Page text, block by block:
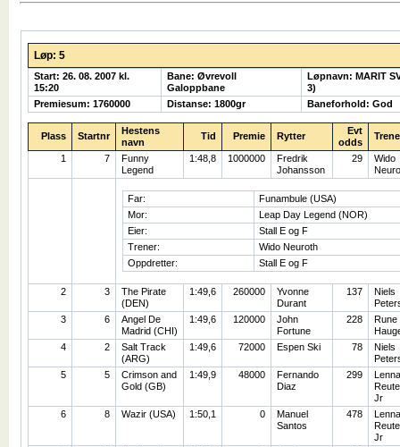
Løp: 5
Start: 26. 08. 2007 kl.
15:20
Bane: Øvrevoll
Galoppbane
Løpnavn: MARIT
3)
Premiesum: 1760000
Distanse: 1800gr Baneforhold: God
Plass Startnr
Hestens
navn
Tid Premie Rytter
Evt
odds
1 7
Funny
Legend
1:48,8 1000000
Fredrik
Johansson
29
Wido
Far:
Funambule (USA)
Mor:
Leap Day Legend (NOR)
Eier:
Stall E og F
Trener:
Wido Neuroth
Oppdretter:
Stall E og F
2 3
The Pirate
(DEN)
1:49,6 260000
Yvonne
Durant
137
Niels
3
6
Angel De
Madrid (CHI)
1:49,6 120000
John
Fortune
228
Rune
4
2
Salt Track
(ARG)
1:49,6 72000 Espen Ski 78
Niels
5
5
Crimson and
Gold (GB)
1:49,9 48000
Fernando
Diaz
299
Jr
6
8 Wazir (USA) 1:50,1 0
Manuel
Santos
478
Jr